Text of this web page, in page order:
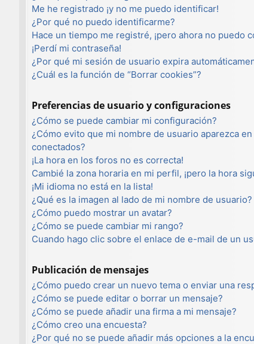
Me he registrado ¡y no me puedo identificar!
¿Por qué no puedo identificarme?
Hace un tiempo me registré, ¡pero ahora no puedo
¡Perdí mi contraseña!
¿Por qué mi sesión de usuario expira
¿Cuál es la función de “Borrar cookies”?
Preferencias de usuario y configuraciones
¿Cómo se puede cambiar mi configuración?
¿Cómo evito que mi nombre de usuario aparezca
conectados?
¡La hora en los foros no es correcta!
Cambié la zona horaria en mi perfil, ¡pero la hora
¡Mi idioma no está en la lista!
¿Qué es la imagen al lado de mi nombre de usuario?
¿Cómo puedo mostrar un avatar?
¿Cómo se puede cambiar mi rango?
Cuando hago clic sobre el enlace de e-mail de un
Publicación de mensajes
¿Cómo puedo crear un nuevo tema o enviar una
¿Cómo se puede editar o borrar un mensaje?
¿Cómo se puede añadir una firma a mi mensaje?
¿Cómo creo una encuesta?
¿Por qué no se puede añadir más opciones a la